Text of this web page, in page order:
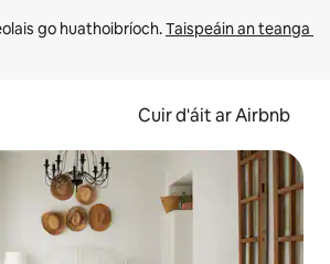
go huathoibríoch. Taispeáin an teanga
Cuir d'áit ar Airbnb